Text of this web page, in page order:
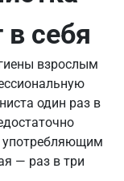
себя
взрослым
один раз в
— раз в три